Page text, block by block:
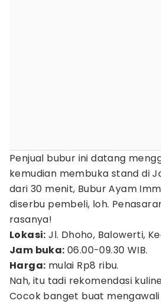
Penjual bubur ini datang
kemudian membuka stand di
dari 30 menit, Bubur Ayam
diserbu pembeli, loh.
rasanya!
Lokasi: Jl. Dhoho, Balowerti,
Jam buka: 06.00-09.30 WIB.
Harga: mulai Rp8 ribu.
Nah, itu tadi rekomendasi
Cocok banget buat